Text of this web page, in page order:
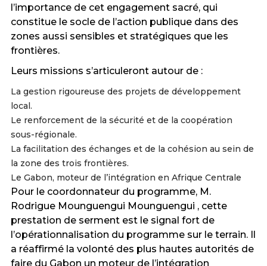
l’importance de cet engagement sacré, qui
constitue le socle de l’action publique dans des
zones aussi sensibles et stratégiques que les
frontières.
Leurs missions s’articuleront autour de :
La gestion rigoureuse des projets de développement
local.
Le renforcement de la sécurité et de la coopération
sous-régionale.
La facilitation des échanges et de la cohésion au sein de
la zone des trois frontières.
Le Gabon, moteur de l’intégration en Afrique Centrale
Pour le coordonnateur du programme, M.
Rodrigue Mounguengui Mounguengui , cette
prestation de serment est le signal fort de
l’opérationnalisation du programme sur le terrain. Il
a réaffirmé la volonté des plus hautes autorités de
faire du Gabon un moteur de l’intégration